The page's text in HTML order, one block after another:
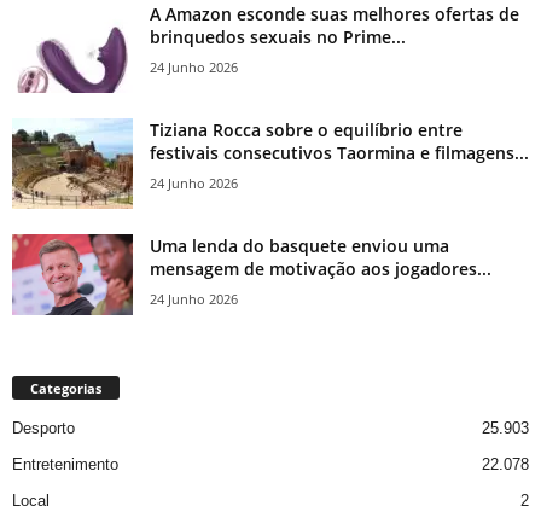
A Amazon esconde suas melhores ofertas de
brinquedos sexuais no Prime...
24 Junho 2026
Tiziana Rocca sobre o equilíbrio entre
festivais consecutivos Taormina e filmagens...
24 Junho 2026
Uma lenda do basquete enviou uma
mensagem de motivação aos jogadores...
24 Junho 2026
Categorias
Desporto
25.903
Entretenimento
22.078
Local
2